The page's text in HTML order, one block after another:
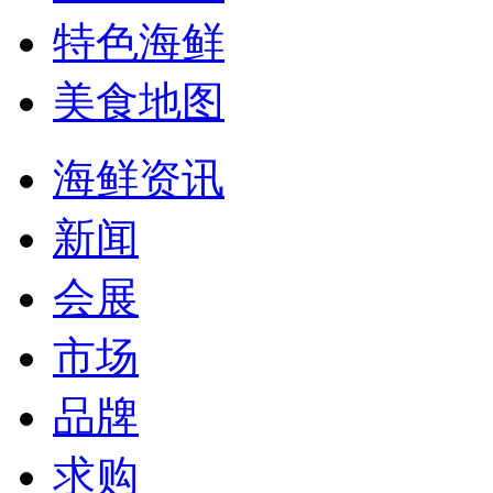
特色海鲜
美食地图
海鲜资讯
新闻
会展
市场
品牌
求购